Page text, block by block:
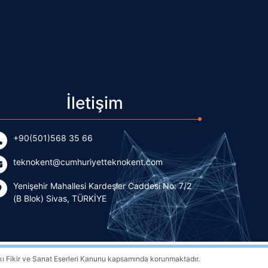
İletişim
+90(501)568 35 66
teknokent@cumhuriyetteknokent.com
Yenişehir Mahallesi Kardeşler Caddesi No: 7/2
(B Blok) Sivas, TÜRKİYE
Fikir ve Sanat Eserleri Kanunu kapsamında korunmaktadır.